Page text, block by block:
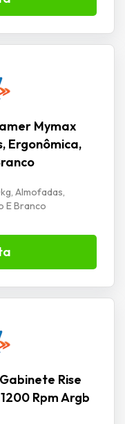
Mymax
Ergonômica,
Almofadas,
E Branco
Rise
Rpm Argb